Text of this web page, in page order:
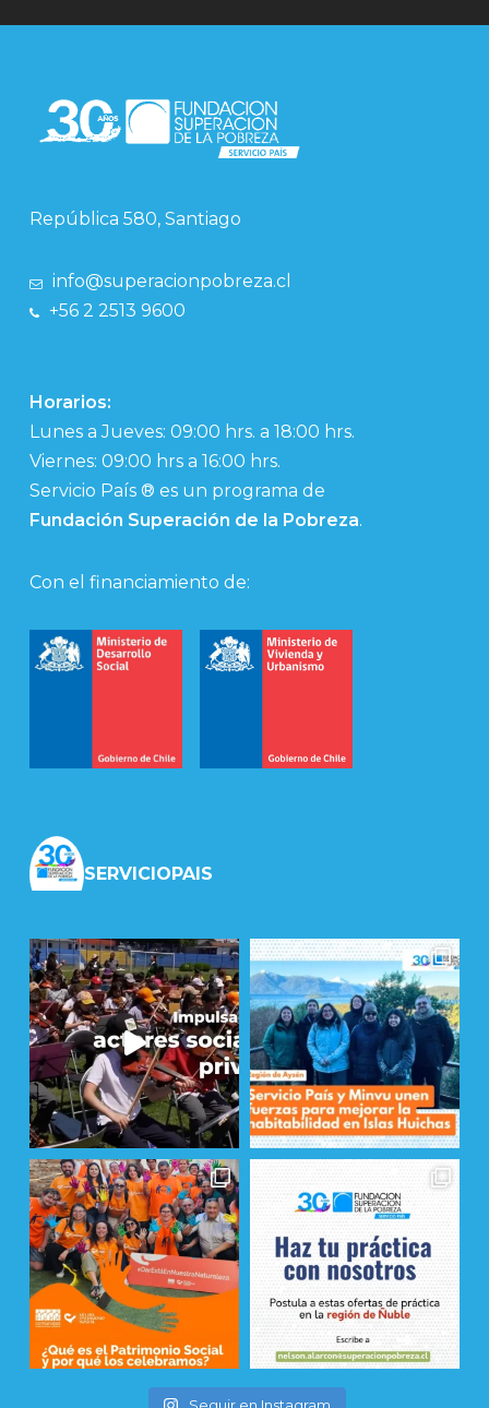
República 580, Santiago
info@superacionpobreza.cl
+56 2 2513 9600
Horarios:
Lunes a Jueves: 09:00 hrs. a 18:00 hrs.
Viernes: 09:00 hrs a 16:00 hrs.
Servicio País ® es un programa de
Fundación Superación de la Pobreza.
Con el financiamiento de:
SERVICIOPAIS